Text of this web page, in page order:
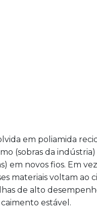
em poliamida
(sobras da indústria)
em novos fios. Em
materiais voltam ao
de alto
estável.